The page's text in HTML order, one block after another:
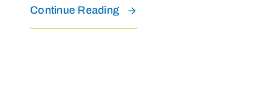
Continue Reading